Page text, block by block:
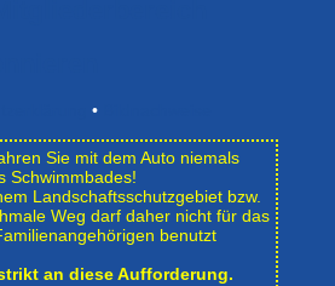
•
Sie mit dem Auto niemals
Schwimmbades!
Landschafts­schutzgebiet bzw.
Weg darf daher nicht für das
benutzt
an diese Aufforderung.